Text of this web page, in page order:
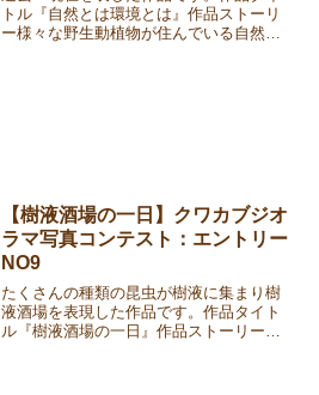
トル『自然とは環境とは』作品ストーリ
ー様々な野生動植物が住んでいる自然豊
【樹液酒場の一日】クワカブジオ
ラマ写真コンテスト：エントリー
NO9
たくさんの種類の昆虫が樹液に集まり樹
液酒場を表現した作品です。作品タイト
ル『樹液酒場の一日』作品ストーリー数